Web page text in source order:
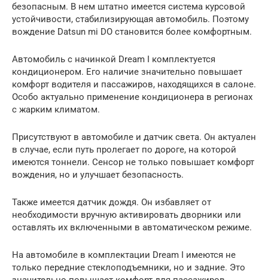
безопасным. В нем штатно имеется система курсовой
устойчивости, стабилизирующая автомобиль. Поэтому
вождение Datsun mi DO становится более комфортным.
Автомобиль с начинкой Dream I комплектуется
кондиционером. Его наличие значительно повышает
комфорт водителя и пассажиров, находящихся в салоне.
Особо актуально применение кондиционера в регионах
с жарким климатом.
Присутствуют в автомобиле и датчик света. Он актуален
в случае, если путь пролегает по дороге, на которой
имеются тоннели. Сенсор не только повышает комфорт
вождения, но и улучшает безопасность.
Также имеется датчик дождя. Он избавляет от
необходимости вручную активировать дворники или
оставлять их включенными в автоматическом режиме.
На автомобиле в комплектации Dream I имеются не
только передние стеклоподъемники, но и задние. Это